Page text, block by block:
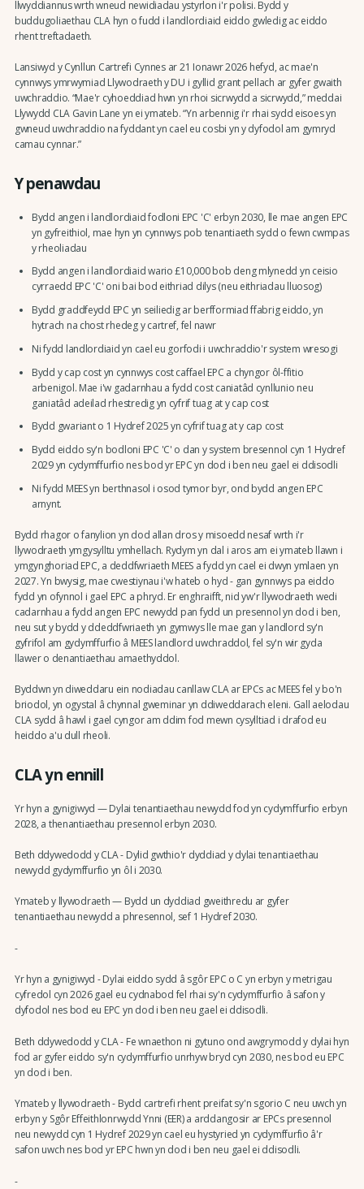
llwyddiannus wrth wneud newidiadau ystyrlon i'r polisi. Bydd y
buddugoliaethau CLA hyn o fudd i landlordiaid eiddo gwledig ac eiddo
rhent treftadaeth.
Lansiwyd y Cynllun Cartrefi Cynnes ar 21 Ionawr 2026 hefyd, ac mae'n
cynnwys ymrwymiad Llywodraeth y DU i gyllid grant pellach ar gyfer gwaith
uwchraddio. “Mae'r cyhoeddiad hwn yn rhoi sicrwydd a sicrwydd,” meddai
Llywydd CLA Gavin Lane yn ei ymateb. “Yn arbennig i'r rhai sydd eisoes yn
gwneud uwchraddio na fyddant yn cael eu cosbi yn y dyfodol am gymryd
camau cynnar.”
Y penawdau
Bydd angen i landlordiaid fodloni EPC 'C' erbyn 2030, lle mae angen EPC
yn gyfreithiol, mae hyn yn cynnwys pob tenantiaeth sydd o fewn cwmpas
y rheoliadau
Bydd angen i landlordiaid wario £10,000 bob deng mlynedd yn ceisio
cyrraedd EPC 'C' oni bai bod eithriad dilys (neu eithriadau lluosog)
Bydd graddfeydd EPC yn seiliedig ar berfformiad ffabrig eiddo, yn
hytrach na chost rhedeg y cartref, fel nawr
Ni fydd landlordiaid yn cael eu gorfodi i uwchraddio'r system wresogi
Bydd y cap cost yn cynnwys cost caffael EPC a chyngor ôl-ffitio
arbenigol. Mae i'w gadarnhau a fydd cost caniatâd cynllunio neu
ganiatâd adeilad rhestredig yn cyfrif tuag at y cap cost
Bydd gwariant o 1 Hydref 2025 yn cyfrif tuag at y cap cost
Bydd eiddo sy'n bodloni EPC 'C' o dan y system bresennol cyn 1 Hydref
2029 yn cydymffurfio nes bod yr EPC yn dod i ben neu gael ei ddisodli
Ni fydd MEES yn berthnasol i osod tymor byr, ond bydd angen EPC
arnynt.
Bydd rhagor o fanylion yn dod allan dros y misoedd nesaf wrth i'r
llywodraeth ymgysylltu ymhellach. Rydym yn dal i aros am ei ymateb llawn i
ymgynghoriad EPC, a deddfwriaeth MEES a fydd yn cael ei dwyn ymlaen yn
2027. Yn bwysig, mae cwestiynau i'w hateb o hyd - gan gynnwys pa eiddo
fydd yn ofynnol i gael EPC a phryd. Er enghraifft, nid yw'r llywodraeth wedi
cadarnhau a fydd angen EPC newydd pan fydd un presennol yn dod i ben,
neu sut y bydd y ddeddfwriaeth yn gymwys lle mae gan y landlord sy'n
gyfrifol am gydymffurfio â MEES landlord uwchraddol, fel sy'n wir gyda
llawer o denantiaethau amaethyddol.
Byddwn yn diweddaru ein nodiadau canllaw CLA ar EPCs ac MEES fel y bo'n
briodol, yn ogystal â chynnal gweminar yn ddiweddarach eleni. Gall aelodau
CLA sydd â hawl i gael cyngor am ddim fod mewn cysylltiad i drafod eu
heiddo a'u dull rheoli.
CLA yn ennill
Yr hyn a gynigiwyd — Dylai tenantiaethau newydd fod yn cydymffurfio erbyn
2028, a thenantiaethau presennol erbyn 2030.
Beth ddywedodd y CLA - Dylid gwthio'r dyddiad y dylai tenantiaethau
newydd gydymffurfio yn ôl i 2030.
Ymateb y llywodraeth — Bydd un dyddiad gweithredu ar gyfer
tenantiaethau newydd a phresennol, sef 1 Hydref 2030.
-
Yr hyn a gynigiwyd - Dylai eiddo sydd â sgôr EPC o C yn erbyn y metrigau
cyfredol cyn 2026 gael eu cydnabod fel rhai sy'n cydymffurfio â safon y
dyfodol nes bod eu EPC yn dod i ben neu gael ei ddisodli.
Beth ddywedodd y CLA - Fe wnaethon ni gytuno ond awgrymodd y dylai hyn
fod ar gyfer eiddo sy'n cydymffurfio unrhyw bryd cyn 2030, nes bod eu EPC
yn dod i ben.
Ymateb y llywodraeth - Bydd cartrefi rhent preifat sy'n sgorio C neu uwch yn
erbyn y Sgôr Effeithlonrwydd Ynni (EER) a arddangosir ar EPCs presennol
neu newydd cyn 1 Hydref 2029 yn cael eu hystyried yn cydymffurfio â'r
safon uwch nes bod yr EPC hwn yn dod i ben neu gael ei ddisodli.
-